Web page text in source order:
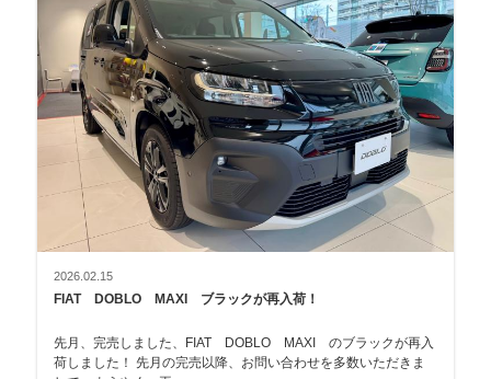
2026.02.15
FIAT DOBLO MAXI ブラックが再入荷！
先月、完売しました、FIAT DOBLO MAXI のブラックが再入
荷しました！ 先月の完売以降、お問い合わせを多数いただきま